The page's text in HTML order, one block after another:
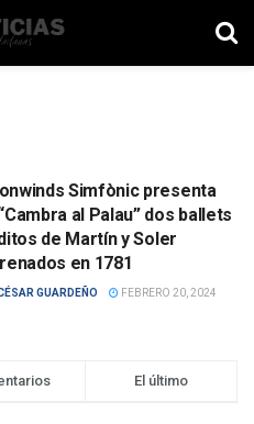
Simfònic presenta
al Palau” dos ballets
de Martín y Soler
en 1781
GUARDEÑO FEBRERO 20, 2024
El último